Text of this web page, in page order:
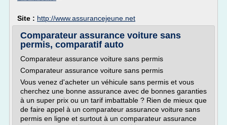
Site : http://www.assurancejeune.net
Comparateur assurance voiture sans
permis, comparatif auto
Comparateur assurance voiture sans permis
Comparateur assurance voiture sans permis
Vous venez d'acheter un véhicule sans permis et vous
cherchez une bonne assurance avec de bonnes garanties
à un super prix ou un tarif imbattable ? Rien de mieux que
de faire appel à un comparateur assurance voiture sans
permis en ligne et surtout à un comparateur assurance